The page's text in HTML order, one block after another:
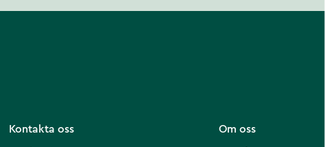
Om oss
Kontakta oss